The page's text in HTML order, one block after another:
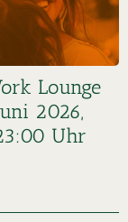
Lounge
2026,
Uhr